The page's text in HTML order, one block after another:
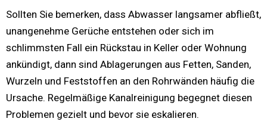
Sollten Sie bemerken, dass Abwasser langsamer abfließt,
unangenehme Gerüche entstehen oder sich im
schlimmsten Fall ein Rückstau in Keller oder Wohnung
ankündigt, dann sind Ablagerungen aus Fetten, Sanden,
Wurzeln und Feststoffen an den Rohrwänden häufig die
Ursache. Regelmäßige Kanalreinigung begegnet diesen
Problemen gezielt und bevor sie eskalieren.